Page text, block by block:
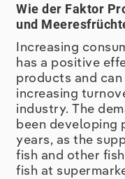
Wie der Faktor
und
Increasing
has a positive
products and
increasing
industry. The
been developing
years, as the
fish and other
fish at